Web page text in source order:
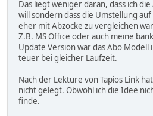
Das liegt weniger daran, dass ich
will sondern dass die Umstellung
eher mit Abzocke zu vergleichen
Z.B. MS Office oder auch meine
Update Version war das Abo
teuer bei gleicher Laufzeit.
Nach der Lekture von Tapios Link
nicht gelegt. Obwohl ich die Idee
finde.